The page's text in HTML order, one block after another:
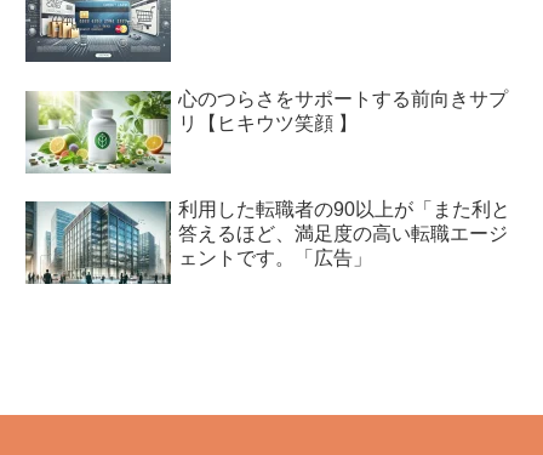
心のつらさをサポートする前向きサプ
リ【ヒキウツ笑顔 】
利用した転職者の90以上が「また利と
答えるほど、満足度の高い転職エージ
ェントです。「広告」